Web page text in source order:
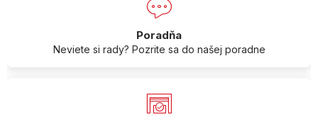
Poradňa
Neviete si rady? Pozrite sa do našej poradne